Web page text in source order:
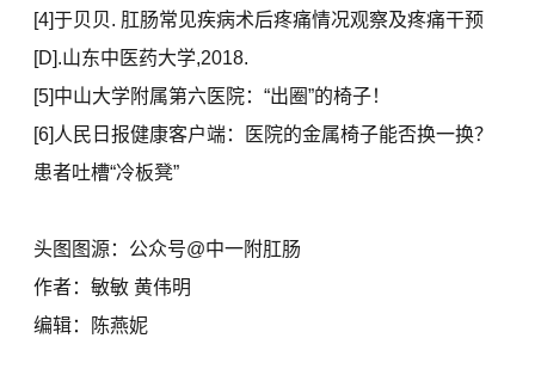
[4]于贝贝. 肛肠常见疾病术后疼痛情况观察及疼痛干预
[D].山东中医药大学,2018.
[5]中山大学附属第六医院：“出圈”的椅子！
[6]人民日报健康客户端：医院的金属椅子能否换一换？
患者吐槽“冷板凳”
头图图源：公众号@中一附肛肠
作者：敏敏 黄伟明
编辑：陈燕妮